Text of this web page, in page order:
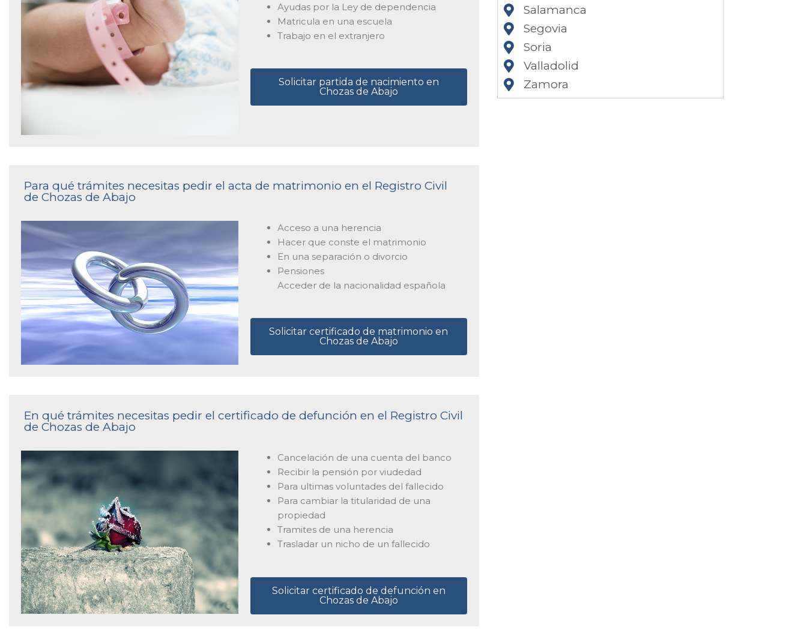
Ayudas por la Ley de dependencia
Matricula en una escuela
Trabajo en el extranjero
Solicitar partida de nacimiento en
Chozas de Abajo
Para qué trámites necesitas pedir el acta de matrimonio en el Registro Civil
de Chozas de Abajo
Acceso a una herencia
Hacer que conste el matrimonio
En una separación o divorcio
Pensiones
Acceder de la nacionalidad española
Solicitar certificado de matrimonio en
Chozas de Abajo
En qué trámites necesitas pedir el certificado de defunción en el Registro Civil
de Chozas de Abajo
Cancelación de una cuenta del banco
Recibir la pensión por viudedad
Para ultimas voluntades del fallecido
Para cambiar la titularidad de una
propiedad
Tramites de una herencia
Trasladar un nicho de un fallecido
Solicitar certificado de defunción en
Chozas de Abajo
Salamanca
Segovia
Soria
Valladolid
Zamora